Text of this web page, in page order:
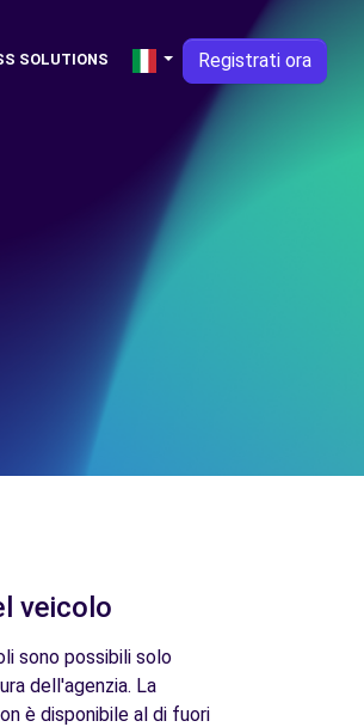
SOLUTIONS Registrati ora
veicolo
sono possibili solo
dell'agenzia. La
è disponibile al di fuori